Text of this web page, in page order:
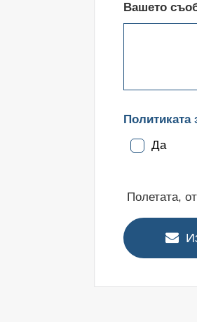
Вашето
Политиката
Да
Полетата,